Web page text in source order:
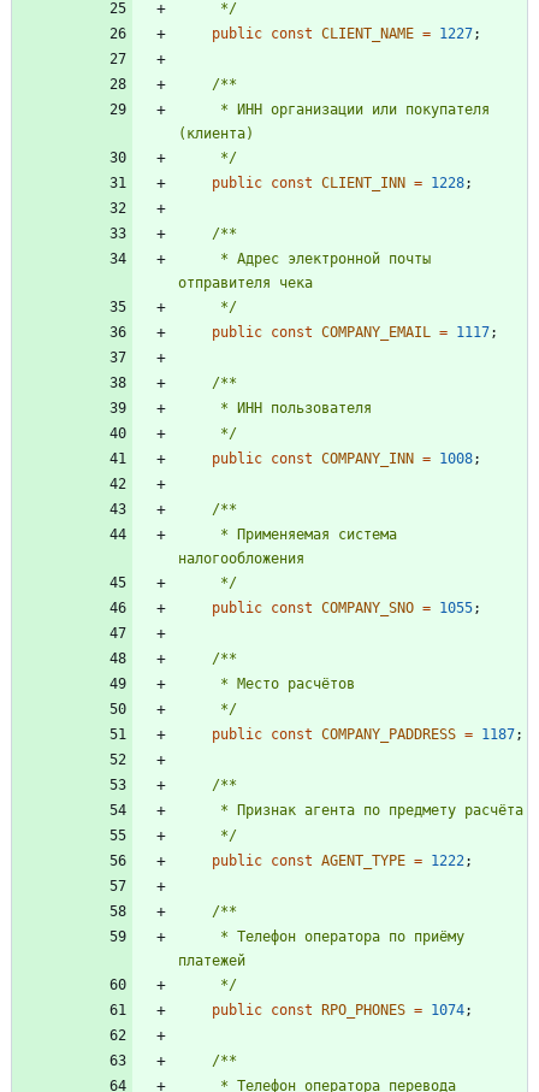
     */
public const CLIENT_NAME = 1227;
     */
public const CLIENT_INN = 1228;
     */
public const COMPANY_EMAIL = 1117;
     */
public const COMPANY_INN = 1008;
     */
public const COMPANY_SNO = 1055;
     */
public const COMPANY_PADDRESS = 1187;
     */
public const AGENT_TYPE = 1222;
     */
public const RPO_PHONES = 1074;